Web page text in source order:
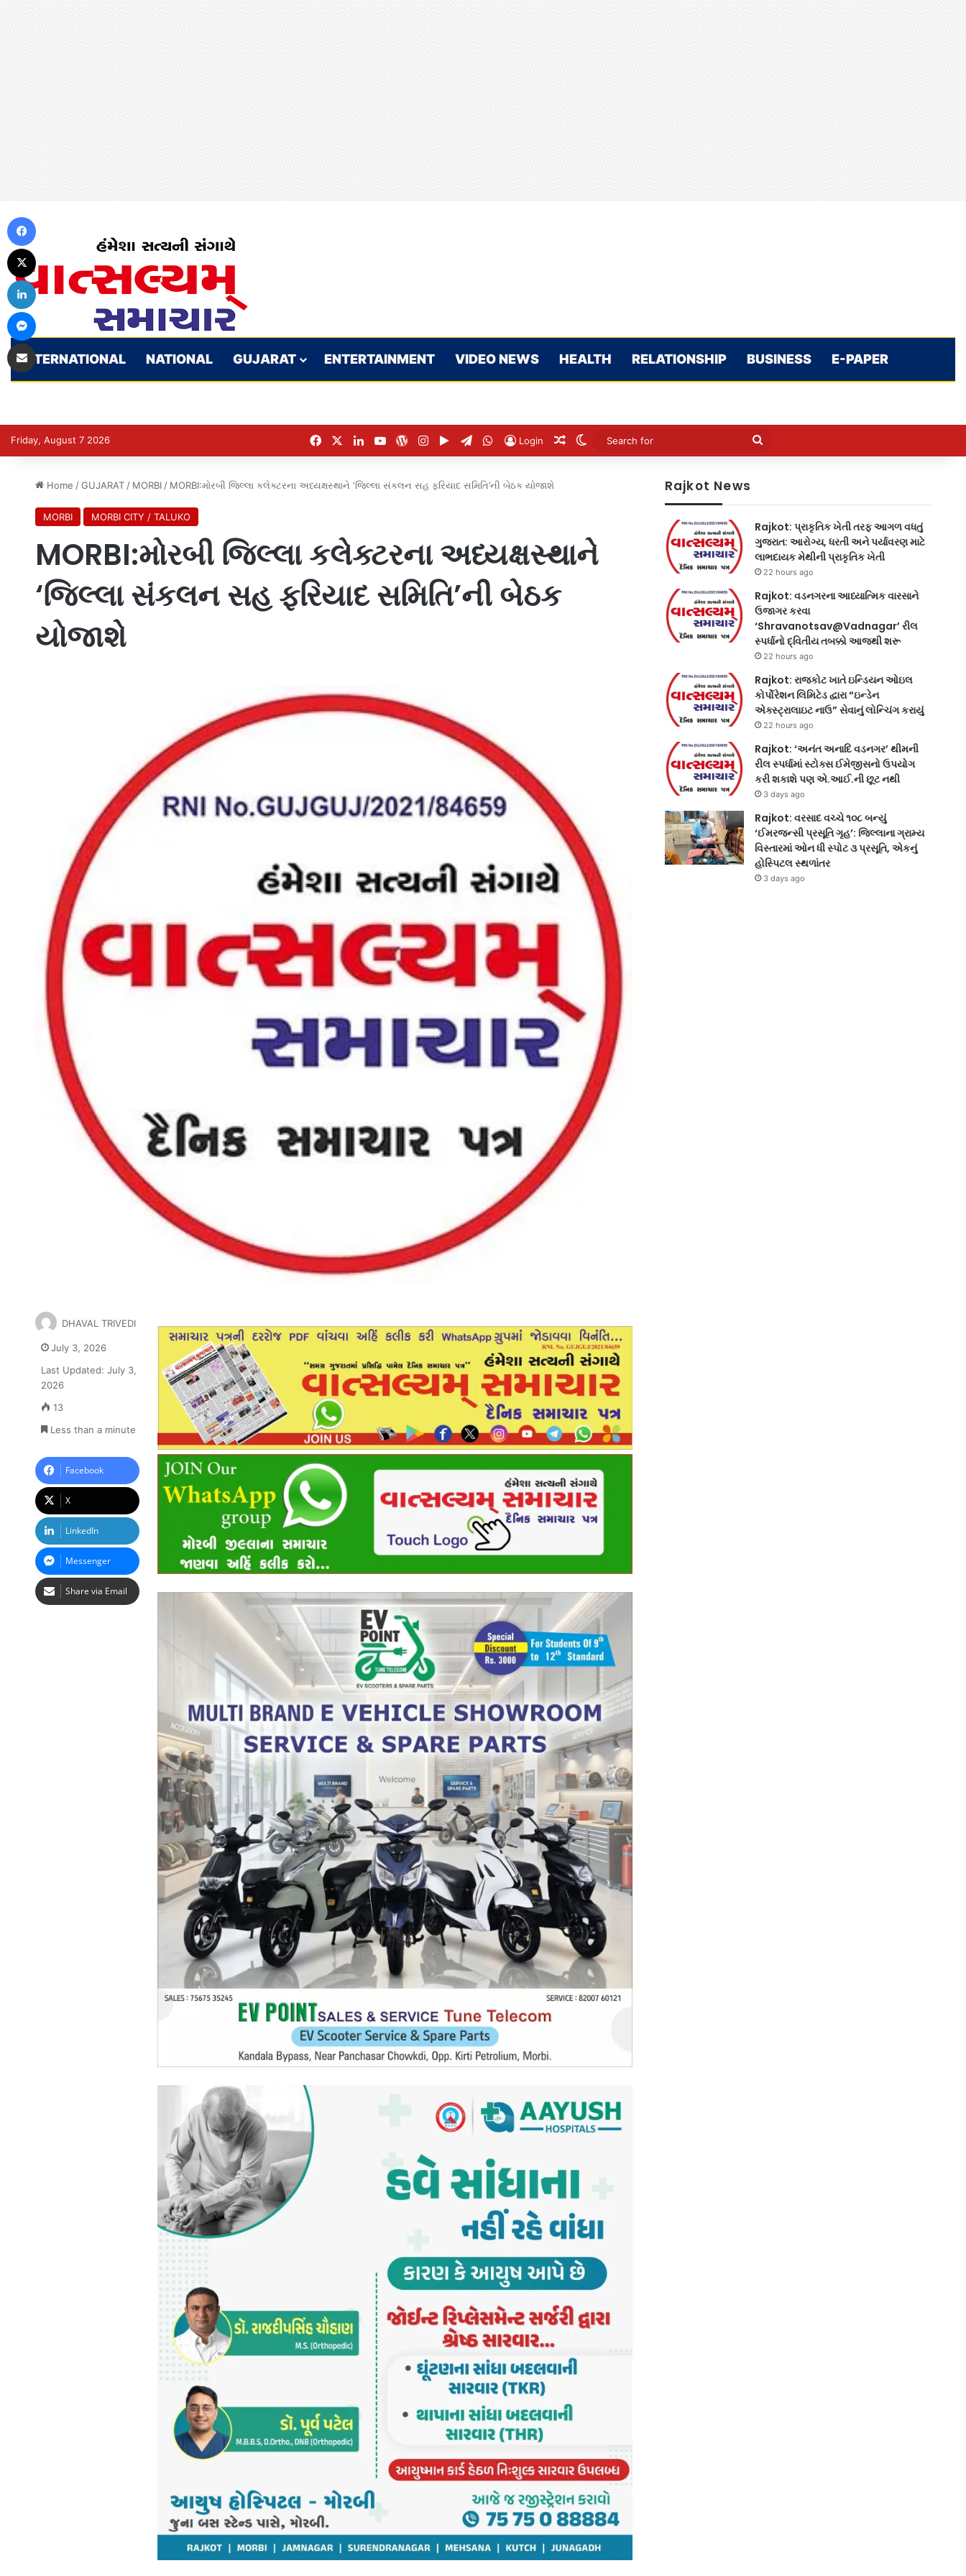
INTERNATIONAL NATIONAL GUJARAT ENTERTAINMENT VIDEO NEWS HEALTH RELATIONSHIP BUSINESS E-PAPER
Friday, August 7 2026 FacebookLinkedInYouTubeWordPress
Instagram
Google Play
Telegram
WhatsApp
Login Random Article
Switch skin
Search
Home / GUJARAT / MORBI / MORBI:મોરબી જિલ્લા કલેક્ટરના અધ્યક્ષસ્થાને ‘જિલ્લા સંકલન સહ ફરિયાદ સમિતિ’ની બેઠક યોજાશે
MORBI MORBI CITY / TALUKO
MORBI:મોરબી જિલ્લા કલેક્ટરના અધ્યક્ષસ્થાને
‘જિલ્લા સંકલન સહ ફરિયાદ સમિતિ’ની બેઠક
યોજાશે
DHAVAL TRIVEDI
July 3, 2026
Last Updated: July 3,
2026
13
Less than a minute
Facebook
X
LinkedIn
Messenger
Share via Email
Rajkot News
Rajkot: પ્રાકૃતિક ખેતી તરફ આગળ વધતું
ગુજરાત: આરોગ્ય, ધરતી અને પર્યાવરણ માટે
લાભદાયક મેથીની પ્રાકૃતિક ખેતી
22 hours ago
Rajkot: વડનગરના આધ્યાત્મિક વારસાને
ઉજાગર કરવા
‘Shravanotsav@Vadnagar’ રીલ
સ્પર્ધાનો દ્વિતીય તબક્કો આજથી શરૂ
22 hours ago
Rajkot: રાજકોટ ખાતે ઇન્ડિયન ઓઇલ
કોર્પોરેશન લિમિટેડ દ્વારા “ઇન્ડેન
એક્સ્ટ્રાલાઇટ નાઉ” સેવાનું લોન્ચિંગ કરાયું
22 hours ago
Rajkot: ‘અનંત અનાદિ વડનગર’ થીમની
રીલ સ્પર્ધામાં સ્ટોક્સ ઈમેજીસનો ઉપયોગ
કરી શકાશે પણ એ.આઈ.ની છૂટ નથી
3 days ago
Rajkot: વરસાદ વચ્ચે ૧૦૮ બન્યું
‘ઈમરજન્સી પ્રસૂતિ ગૃહ’: જિલ્લાના ગ્રામ્ય
વિસ્તારમાં ઓન ધી સ્પોટ ૩ પ્રસૂતિ, એકનું
હોસ્પિટલ સ્થળાંતર
3 days ago
LinkedIn